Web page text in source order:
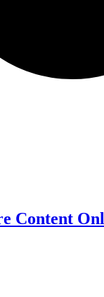
Content